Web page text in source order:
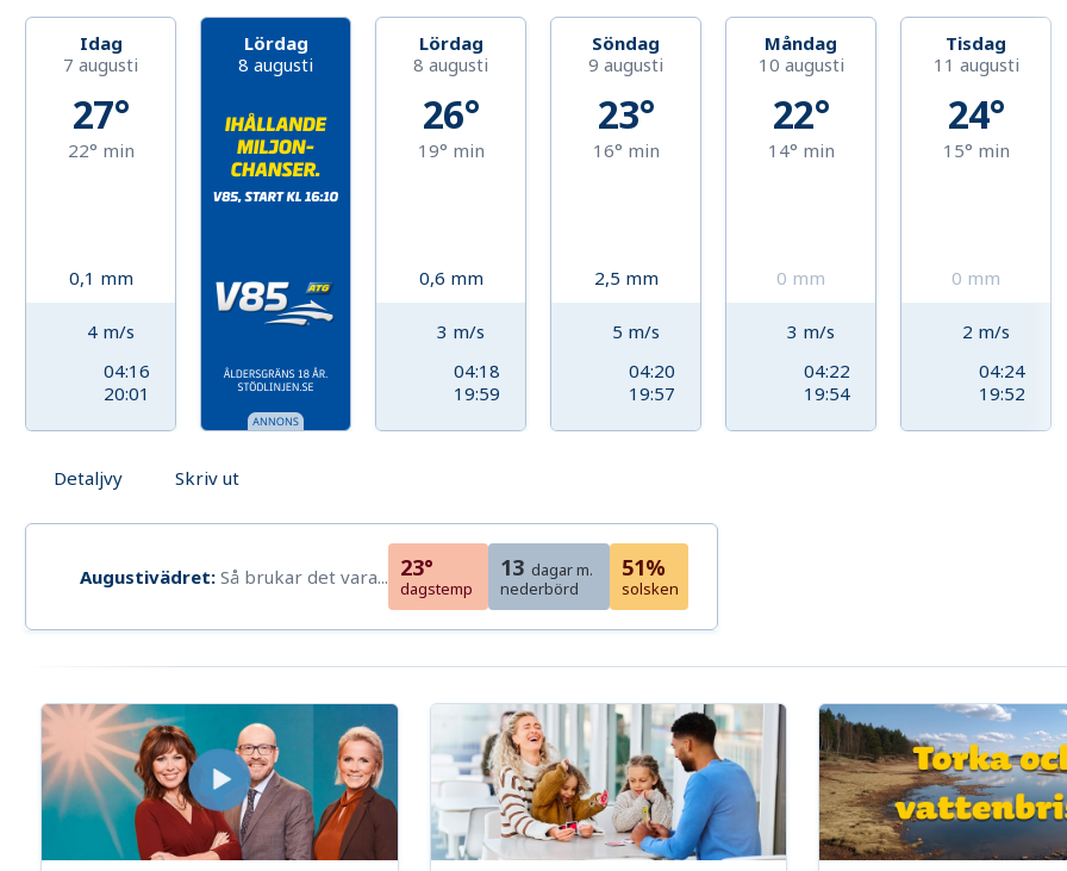
Idag
7 augusti
27°
22° min
0,1 mm
4 m/s
04:16
20:01
Lördag
8 augusti
Lördag
8 augusti
26°
19° min
0,6 mm
3 m/s
04:18
19:59
Söndag
9 augusti
23°
16° min
2,5 mm
5 m/s
04:20
19:57
Måndag
10 augusti
22°
14° min
0 mm
3 m/s
04:22
19:54
Tisdag
11 augusti
24°
15° min
0 mm
2 m/s
04:24
19:52
Detaljvy Skriv ut
Augustivädret: Så brukar det vara... 23°
dagstemp
13 dagar m.
nederbörd
51%
solsken